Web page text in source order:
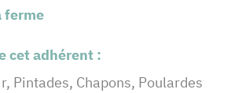
ferme
cet adhérent :
Pintades, Chapons, Poulardes